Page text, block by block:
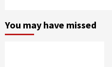
You may have missed